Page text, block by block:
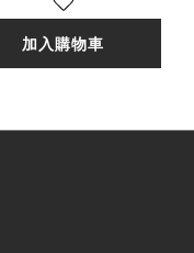
加入購物車